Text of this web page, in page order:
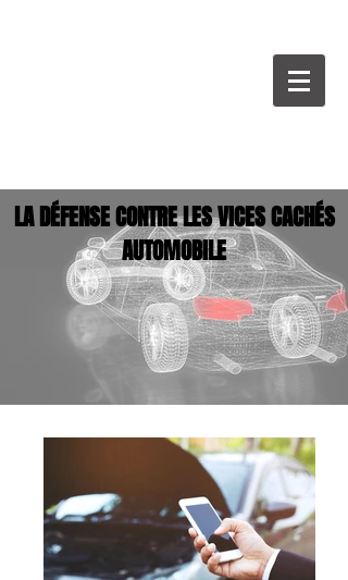
LA DÉFENSE CONTRE LES VICES CACHÉS
AUTOMOBILE